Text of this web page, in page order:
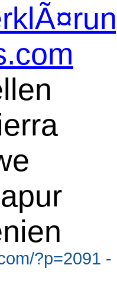
?p=2091 -